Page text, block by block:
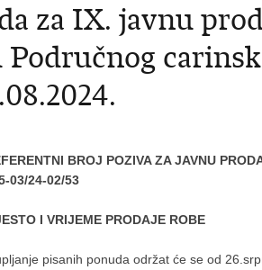
za IX. javnu
BROJ POZIVA ZA JAVNU
03/24-02/53
I VRIJEME PRODAJE ROBE
pisanih ponuda održat će se od